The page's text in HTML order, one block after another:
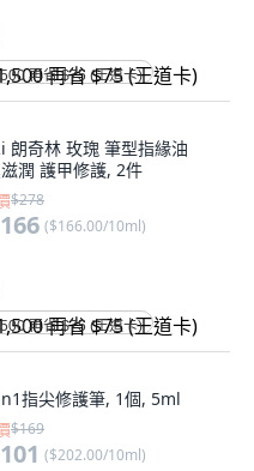
再省 $75 (王道卡)
朗奇林 玫瑰 筆型指緣油
潤 護甲修護, 2件
$278
($166.00/10ml)
再省 $75 (王道卡)
指尖修護筆, 1個, 5ml
$169
($202.00/10ml)